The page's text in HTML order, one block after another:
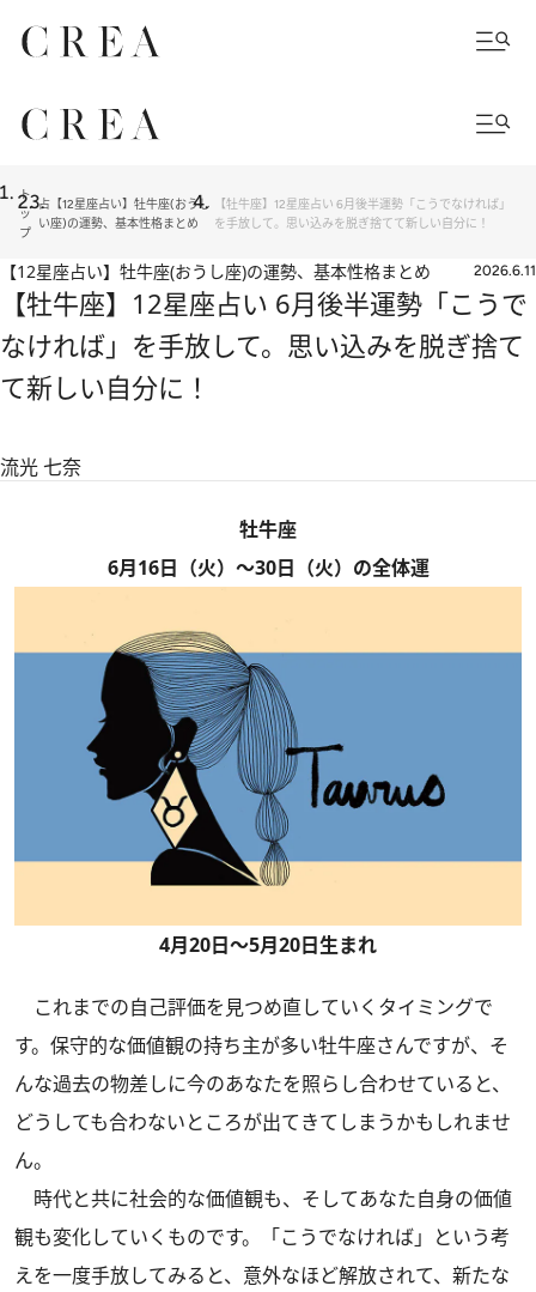
ト
ッ
プ
占
い
【12星座占い】牡牛座(おうし
座)の運勢、基本性格まとめ
【牡牛座】12星座占い 6月後半運勢「こうでなければ」
を手放して。思い込みを脱ぎ捨てて新しい自分に！
【12星座占い】牡牛座(おうし座)の運勢、基本性格まとめ 2026.6.11
【牡牛座】12星座占い 6月後半運勢「こうで
なければ」を手放して。思い込みを脱ぎ捨て
て新しい自分に！
流光 七奈
牡牛座
6月16日（火）～30日（火）の全体運
4月20日～5月20日生まれ
これまでの自己評価を見つめ直していくタイミングで
す。保守的な価値観の持ち主が多い牡牛座さんですが、そ
んな過去の物差しに今のあなたを照らし合わせていると、
どうしても合わないところが出てきてしまうかもしれませ
ん。
時代と共に社会的な価値観も、そしてあなた自身の価値
観も変化していくものです。「こうでなければ」という考
えを一度手放してみると、意外なほど解放されて、新たな